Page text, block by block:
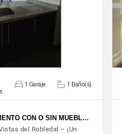
1 Garaje 1 Baño(s)
CON O SIN MUEBL…
del Robledal – ¡Un